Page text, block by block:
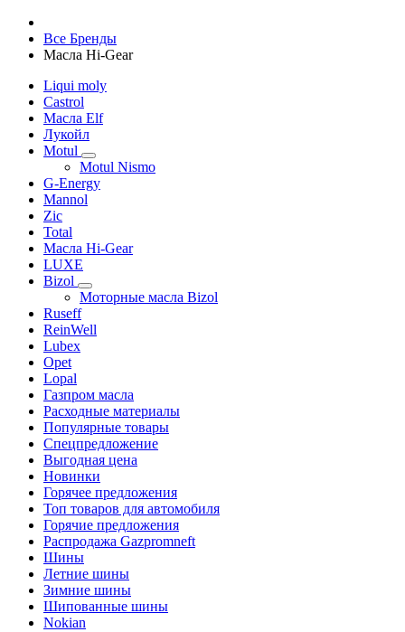
Все Бренды
Масла Hi-Gear
Liqui moly
Castrol
Масла Elf
Лукойл
Motul
Motul Nismo
G-Energy
Mannol
Zic
Total
Масла Hi-Gear
LUXE
Bizol
Моторные масла Bizol
Ruseff
ReinWell
Lubex
Opet
Lopal
Газпром масла
Расходные материалы
Популярные товары
Спецпредложение
Выгодная цена
Новинки
Горячее предложения
Топ товаров для автомобиля
Горячие предложения
Распродажа Gazpromneft
Шины
Летние шины
Зимние шины
Шипованные шины
Nokian